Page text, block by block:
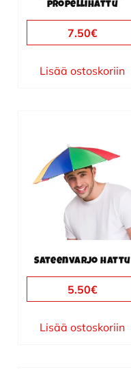
propellihattu
7.50€
Lisää ostoskoriin
Sateenvarjo hattu
5.50€
Lisää ostoskoriin